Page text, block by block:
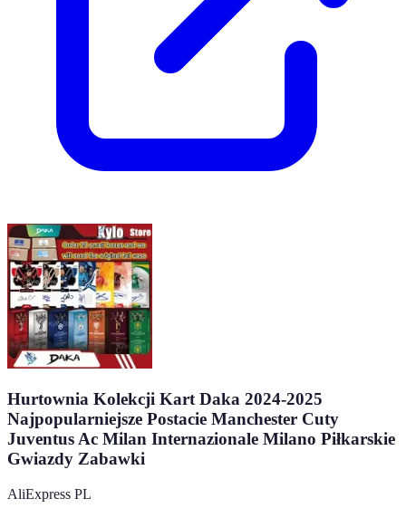
Hurtownia Kolekcji Kart Daka 2024-2025
Najpopularniejsze Postacie Manchester Cuty
Juventus Ac Milan Internazionale Milano Piłkarskie
Gwiazdy Zabawki
AliExpress PL